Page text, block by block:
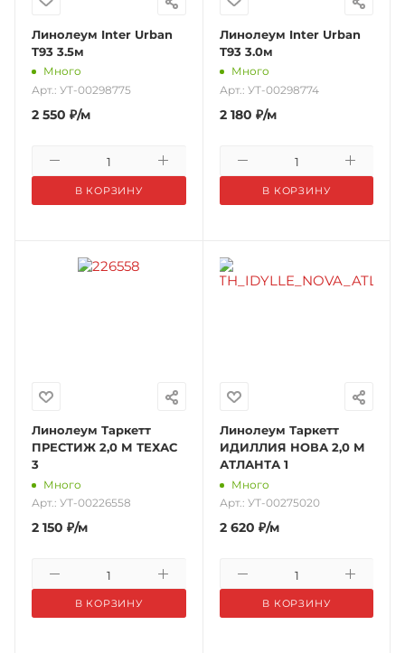
Линолеум Inter Urban
T93 3.5м
Много
Арт.: УТ-00298775
2 550 ₽/м
В КОРЗИНУ
Линолеум Inter Urban
T93 3.0м
Много
Арт.: УТ-00298774
2 180 ₽/м
В КОРЗИНУ
Линолеум Таркетт
ПРЕСТИЖ 2,0 М ТЕХАС
3
Много
Арт.: УТ-00226558
2 150 ₽/м
В КОРЗИНУ
Линолеум Таркетт
ИДИЛЛИЯ НОВА 2,0 М
АТЛАНТА 1
Много
Арт.: УТ-00275020
2 620 ₽/м
В КОРЗИНУ